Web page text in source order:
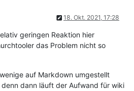
18. Okt. 2021, 17:28
geringen Reaktion hier
das Problem nicht so
auf Markdown umgestellt
dann läuft der Aufwand für wiki